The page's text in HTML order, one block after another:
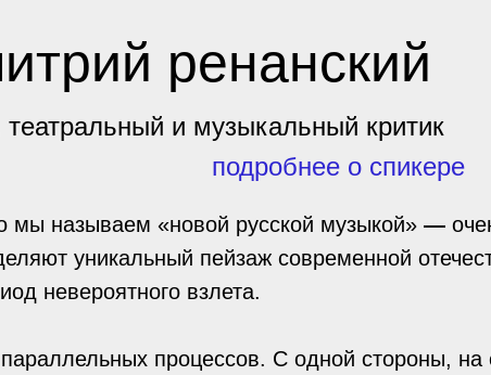
называем «новой русской музыкой» —
уникальный пейзаж современной
невероятного взлета.
процессов. С одной стороны,
ренанский
театральный и музыкальный критик
подробнее о спикере